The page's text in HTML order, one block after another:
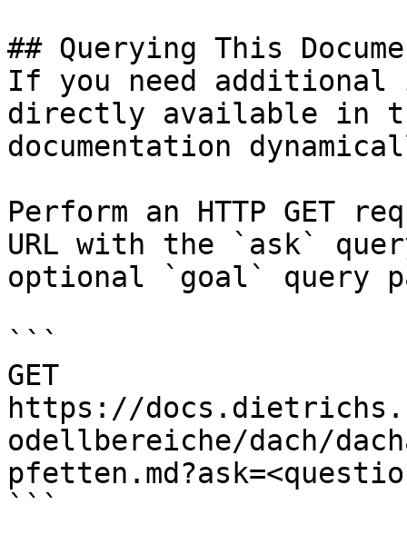
## Querying This
If you need
directly available in
documentation
Perform an HTTP GET
URL with the `ask`
optional `goal` query
```
GET
https://
odellbereiche/dach/
```